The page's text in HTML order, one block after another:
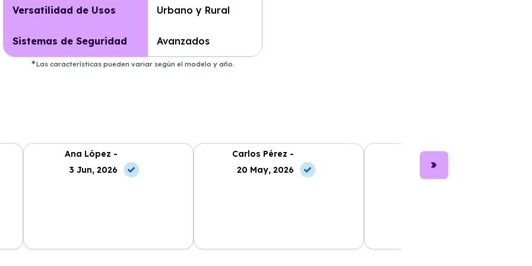
Versatilidad de Usos Urbano y Rural
Sistemas de Seguridad Avanzados
Las características pueden variar según el modelo y año.
Ana López -
3 Jun, 2026
Carlos Pérez -
20 May, 2026
Lucía García -
10 Jun, 2026